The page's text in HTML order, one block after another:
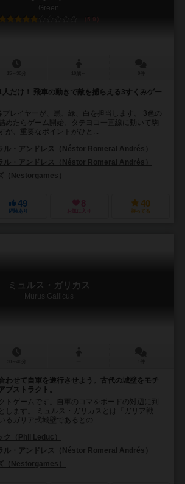
Green
5.9
だけ！ 飛車の動きで敵を捕らえる3すくみゲー
レイヤーが、黒、緑、白を担当します。 3色の
めたらゲーム開始。タテヨコ一直線に動いて駒
が、重要なポイントがひと...
ル・アンドレス（Néstor Romeral Andrés）
ル・アンドレス（Néstor Romeral Andrés）
（Nestorgames）
49
経験あり
8
お気に入り
40
持ってる
ミュルス・ガリカス
Murus Gallicus
わせて自軍を進行させよう。古代の城壁をモチ
ブストラクト。
トゲームです。自軍のコマをボードの対辺に到
します。 ミュルス・ガリカスとは『ガリア戦
るガリア式城壁であるとの...
ク（Phil Leduc）
ル・アンドレス（Néstor Romeral Andrés）
（Nestorgames）